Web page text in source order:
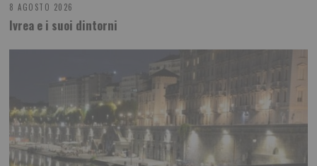
8 AGOSTO 2026
Ivrea e i suoi dintorni